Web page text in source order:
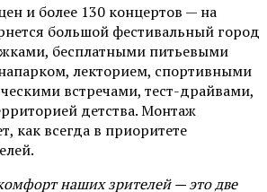
и более 130 концертов — на
большой фестивальный город
бесплатными питьевыми
лекторием, спортивными
встречами, тест-драйвами,
детства. Монтаж
как всегда в приоритете
наших зрителей — это две